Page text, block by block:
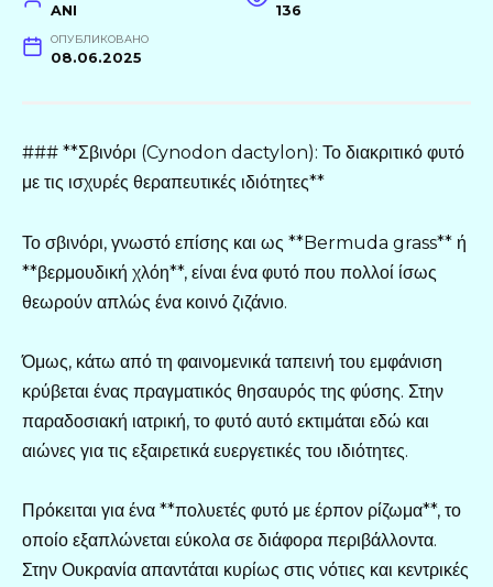
ANI 136
ОПУБЛИКОВАНО
08.06.2025
### **Σβινόρι (Cynodon dactylon): Το διακριτικό φυτό
με τις ισχυρές θεραπευτικές ιδιότητες**
Το σβινόρι, γνωστό επίσης και ως **Bermuda grass** ή
**βερμουδική χλόη**, είναι ένα φυτό που πολλοί ίσως
θεωρούν απλώς ένα κοινό ζιζάνιο.
Όμως, κάτω από τη φαινομενικά ταπεινή του εμφάνιση
κρύβεται ένας πραγματικός θησαυρός της φύσης. Στην
παραδοσιακή ιατρική, το φυτό αυτό εκτιμάται εδώ και
αιώνες για τις εξαιρετικά ευεργετικές του ιδιότητες.
Πρόκειται για ένα **πολυετές φυτό με έρπον ρίζωμα**, το
οποίο εξαπλώνεται εύκολα σε διάφορα περιβάλλοντα.
Στην Ουκρανία απαντάται κυρίως στις νότιες και κεντρικές